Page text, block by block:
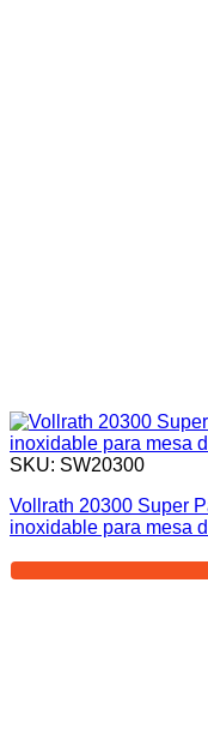
SKU: SW20300
Vollrath 20300 Super
inoxidable para mesa